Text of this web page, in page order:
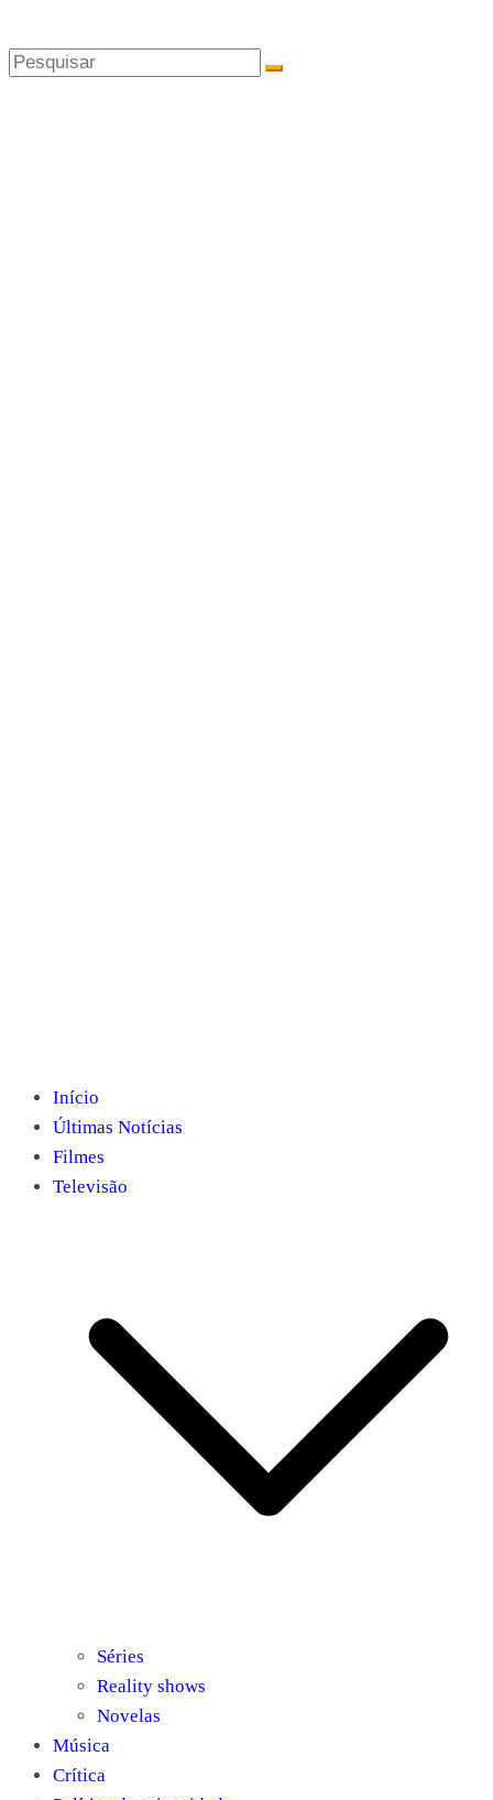
Início
Últimas Notícias
Filmes
Televisão
Séries
Reality shows
Novelas
Música
Crítica